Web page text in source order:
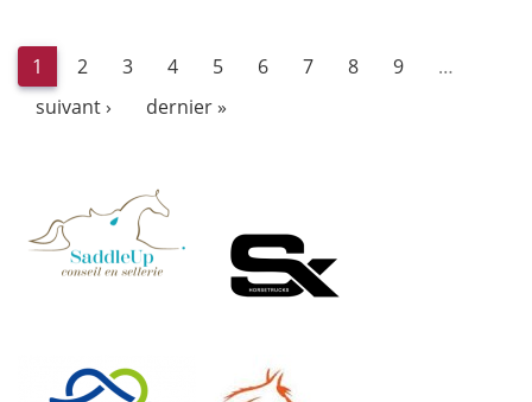
1 2 3 4 5 6 7 8 9
…
suivant ›
dernier »